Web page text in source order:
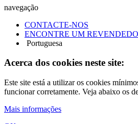
navegação
CONTACTE-NOS
ENCONTRE UM
Portuguesa
Acerca dos cookies neste site:
Este site está a utilizar os cookies
funcionar corretamente. Veja abaixo os
Mais informações